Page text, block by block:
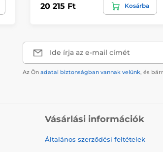
20 215 Ft Kosárba
Ide írja az e-mail címét
Az Ön adatai biztonságban vannak velünk, és
Vásárlási információk
Általános szerződési feltételek